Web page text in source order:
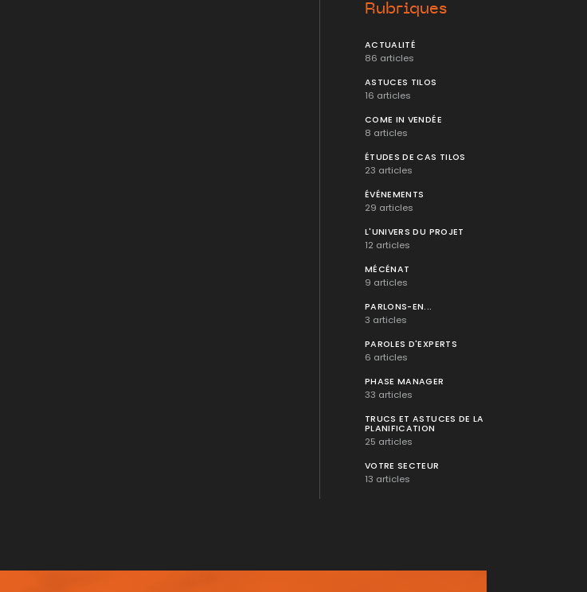
Rubriques
ACTUALITÉ
86 articles
ASTUCES TILOS
16 articles
COME IN VENDÉE
8 articles
ÉTUDES DE CAS TILOS
23 articles
ÉVÉNEMENTS
29 articles
L'UNIVERS DU PROJET
12 articles
MÉCÉNAT
9 articles
PARLONS-EN...
3 articles
PAROLES D'EXPERTS
6 articles
PHASE MANAGER
33 articles
TRUCS ET ASTUCES DE LA
PLANIFICATION
25 articles
VOTRE SECTEUR
13 articles